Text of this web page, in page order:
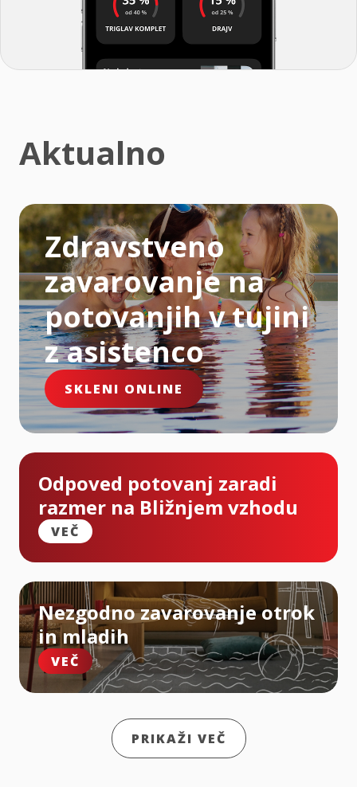
Aktualno
Zdravstveno
zavarovanje na
potovanjih v tujini
z asistenco
SKLENI ONLINE
Odpoved potovanj zaradi
razmer na Bližnjem vzhodu
VEČ
Nezgodno zavarovanje otrok
in mladih
VEČ
PRIKAŽI VEČ